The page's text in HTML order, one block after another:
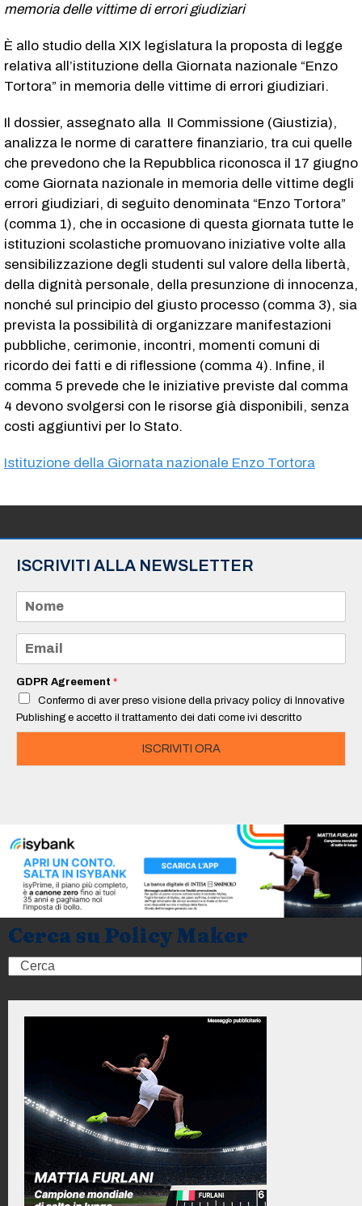
memoria delle vittime di errori giudiziari
È allo studio della XIX legislatura la proposta di legge
relativa all’istituzione della Giornata nazionale “Enzo
Tortora” in memoria delle vittime di errori giudiziari.
Il dossier, assegnato alla II Commissione (Giustizia),
analizza le norme di carattere finanziario, tra cui quelle
che prevedono che la Repubblica riconosca il 17 giugno
come Giornata nazionale in memoria delle vittime degli
errori giudiziari, di seguito denominata “Enzo Tortora”
(comma 1), che in occasione di questa giornata tutte le
istituzioni scolastiche promuovano iniziative volte alla
sensibilizzazione degli studenti sul valore della libertà,
della dignità personale, della presunzione di innocenza,
nonché sul principio del giusto processo (comma 3), sia
prevista la possibilità di organizzare manifestazioni
pubbliche, cerimonie, incontri, momenti comuni di
ricordo dei fatti e di riflessione (comma 4). Infine, il
comma 5 prevede che le iniziative previste dal comma
4 devono svolgersi con le risorse già disponibili, senza
costi aggiuntivi per lo Stato.
Istituzione della Giornata nazionale Enzo Tortora
ISCRIVITI ALLA NEWSLETTER
m
e
a
i
*
GDPR Agreement *
Confermo di aver preso visione della privacy policy di Innovative
Publishing e accetto il trattamento dei dati come ivi descritto
ISCRIVITI ORA
Cerca su Policy Maker
Search